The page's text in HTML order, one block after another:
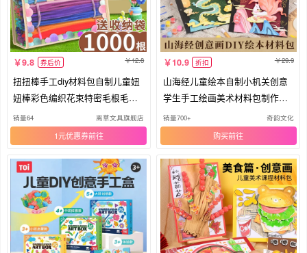
9.8 券后价 12.8
扭扭棒手工diy材料包自制儿童妞
妞棒彩色编织花束特密毛根毛绒
条美术专用手工花发箍纽纽棒创
意手捧花批发C1
销量64 离草文具旗舰店
1元优惠券
10.9 折扣 29.9
山海经儿童绘本自制小机关创意
学生手工绘画美术材料包制作套
装
销量700+ 奇韵文化
购买